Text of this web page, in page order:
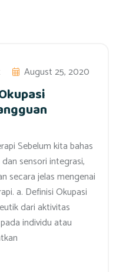
August 25, 2020
Sebelum kita bahas
sensori integrasi,
secara jelas mengenai
a. Definisi Okupasi
dari aktivitas
individu atau